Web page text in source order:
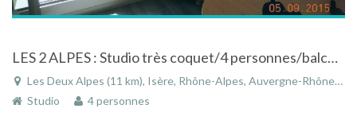
LES 2 ALPES : Studio très coquet/4 personnes/balcon face à la montagne plein sud
Les Deux Alpes (11 km), Isère, Rhône-Alpes, Auvergne-Rhône-Alpes, France
Studio
4 personnes